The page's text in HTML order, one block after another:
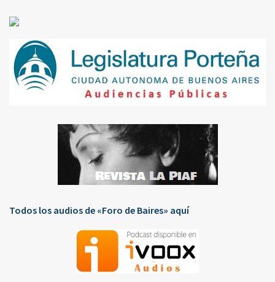
Todos los audios de «Foro de Baires» aquí